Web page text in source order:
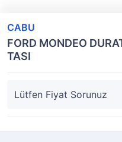
CABU
FORD MONDEO
TASI
Lütfen Fiyat Sorunuz